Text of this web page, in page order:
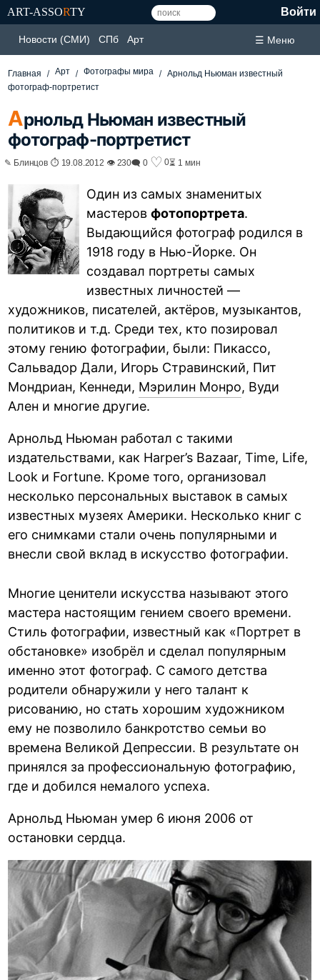
ART-ASSORTY Войти
Новости (СМИ) СПб Арт ☰ Меню
Главная Арт Фотографы мира
Арнольд Ньюман известный
фотограф-портретист
Арнольд Ньюман известный
фотограф-портретист
✎ Блинцов ⏱ 19.08.2012 👁 230🗨 0 ♡ 0⏳ 1 мин
Один из самых знаменитых
мастеровфотопортрета.
Выдающийся фотограф родился в
1918 году в Нью-Йорке. Он
создавал портреты самых
известных личностей —
художников, писателей, актёров, музыкантов,
политиков и т.д. Среди тех, кто позировал
этому гению фотографии, были: Пикассо,
Сальвадор Дали, Игорь Стравинский, Пит
Мондриан, Кеннеди, Мэрилин Монро, Вуди
Ален и многие другие.
Арнольд Ньюман работал с такими
издательствами, как Harper’s Bazaar, Time, Life,
Look и Fortune. Кроме того, организовал
несколько персональных выставок в самых
известных музеях Америки. Несколько книг с
его снимками стали очень популярными и
внесли свой вклад в искусство фотографии.
Многие ценители искусства называют этого
мастера настоящим гением своего времени.
Стиль фотографии, известный как «Портрет в
обстановке» изобрёл и сделал популярным
именно этот фотограф. С самого детства
родители обнаружили у него талант к
рисованию, но стать хорошим художником
ему не позволило банкротство семьи во
времена Великой Депрессии. В результате он
принялся за профессиональную фотографию,
где и добился немалого успеха.
Арнольд Ньюман умер 6 июня 2006 от
остановки сердца.